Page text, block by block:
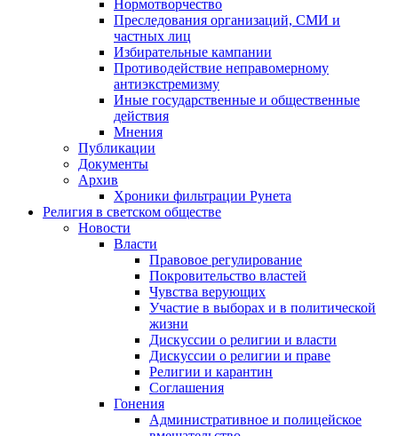
Нормотворчество
Преследования организаций, СМИ и
частных лиц
Избирательные кампании
Противодействие неправомерному
антиэкстремизму
Иные государственные и общественные
действия
Мнения
Публикации
Документы
Архив
Хроники фильтрации Рунета
Религия в светском обществе
Новости
Власти
Правовое регулирование
Покровительство властей
Чувства верующих
Участие в выборах и в политической
жизни
Дискуссии о религии и власти
Дискуссии о религии и праве
Религии и карантин
Соглашения
Гонения
Административное и полицейское